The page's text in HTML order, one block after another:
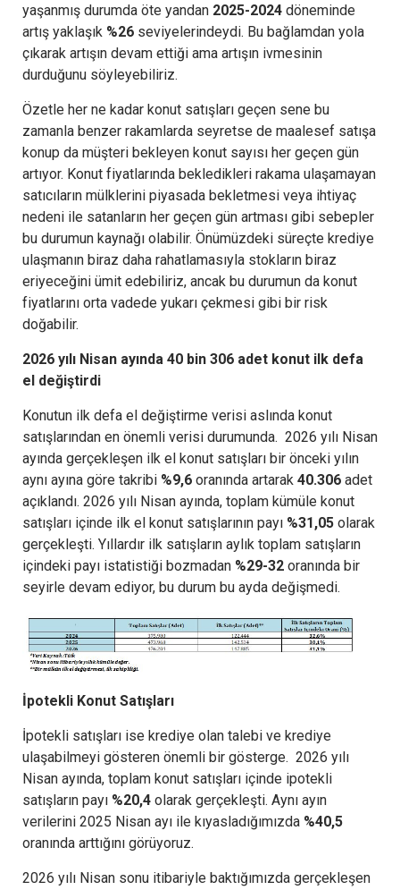
yaşanmış durumda öte yandan 2025-2024 döneminde
artış yaklaşık %26 seviyelerindeydi. Bu bağlamdan yola
çıkarak artışın devam ettiği ama artışın ivmesinin
durduğunu söyleyebiliriz.
Özetle her ne kadar konut satışları geçen sene bu
zamanla benzer rakamlarda seyretse de maalesef satışa
konup da müşteri bekleyen konut sayısı her geçen gün
artıyor. Konut fiyatlarında bekledikleri rakama ulaşamayan
satıcıların mülklerini piyasada bekletmesi veya ihtiyaç
nedeni ile satanların her geçen gün artması gibi sebepler
bu durumun kaynağı olabilir. Önümüzdeki süreçte krediye
ulaşmanın biraz daha rahatlamasıyla stokların biraz
eriyeceğini ümit edebiliriz, ancak bu durumun da konut
fiyatlarını orta vadede yukarı çekmesi gibi bir risk
doğabilir.
2026 yılı Nisan ayında 40 bin 306 adet konut ilk defa
el değiştirdi
Konutun ilk defa el değiştirme verisi aslında konut
satışlarından en önemli verisi durumunda. 2026 yılı Nisan
ayında gerçekleşen ilk el konut satışları bir önceki yılın
aynı ayına göre takribi %9,6 oranında artarak 40.306 adet
açıklandı. 2026 yılı Nisan ayında, toplam kümüle konut
satışları içinde ilk el konut satışlarının payı %31,05 olarak
gerçekleşti. Yıllardır ilk satışların aylık toplam satışların
içindeki payı istatistiği bozmadan %29-32 oranında bir
seyirle devam ediyor, bu durum bu ayda değişmedi.
İpotekli Konut Satışları
İpotekli satışları ise krediye olan talebi ve krediye
ulaşabilmeyi gösteren önemli bir gösterge. 2026 yılı
Nisan ayında, toplam konut satışları içinde ipotekli
satışların payı %20,4 olarak gerçekleşti. Aynı ayın
verilerini 2025 Nisan ayı ile kıyasladığımızda %40,5
oranında arttığını görüyoruz.
2026 yılı Nisan sonu itibariyle baktığımızda gerçekleşen